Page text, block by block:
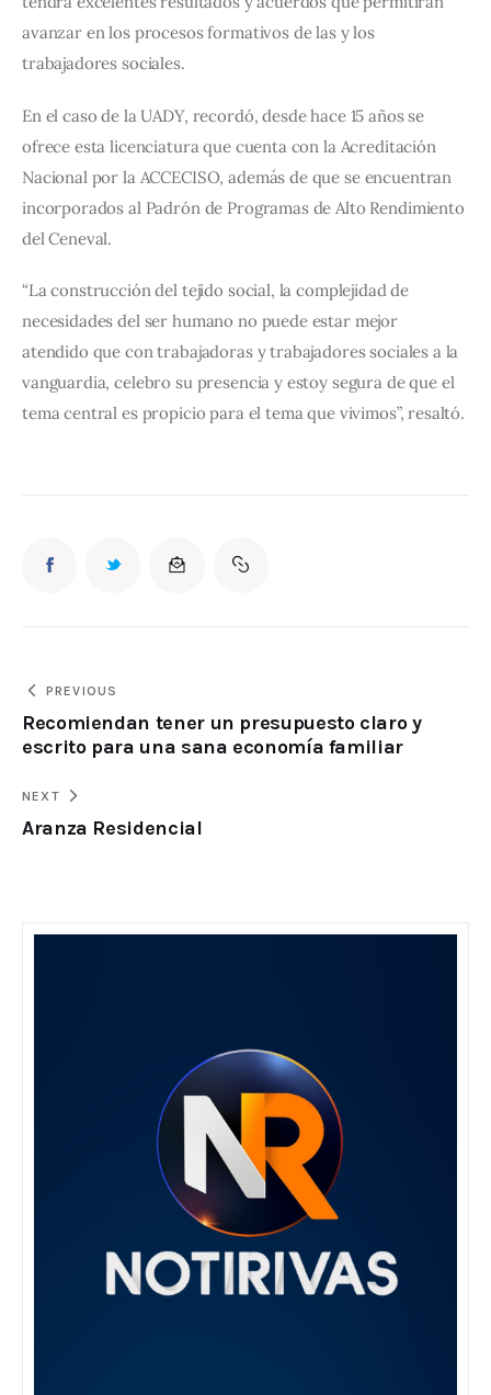
avanzar en los procesos formativos de las y los
trabajadores sociales.
En el caso de la UADY, recordó, desde hace 15 años se
ofrece esta licenciatura que cuenta con la Acreditación
Nacional por la ACCECISO, además de que se encuentran
incorporados al Padrón de Programas de Alto Rendimiento
del Ceneval.
“La construcción del tejido social, la complejidad de
necesidades del ser humano no puede estar mejor
atendido que con trabajadoras y trabajadores sociales a la
vanguardia, celebro su presencia y estoy segura de que el
tema central es propicio para el tema que vivimos”, resaltó.
PREVIOUS
Recomiendan tener un presupuesto claro y
escrito para una sana economía familiar
NEXT
Aranza Residencial